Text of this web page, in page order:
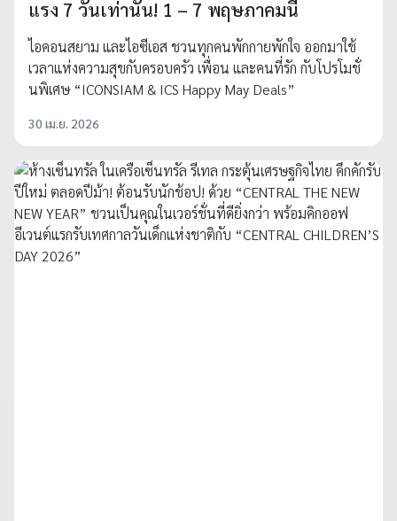
แรง 7 วันเท่านั้น! 1 – 7 พฤษภาคมนี้
ไอคอนสยาม และไอซีเอส ชวนทุกคนพักกายพักใจ ออกมาใช้
เวลาแห่งความสุขกับครอบครัว เพื่อน และคนที่รัก กับโปรโมชั่
นพิเศษ “ICONSIAM & ICS Happy May Deals”
30 เม.ย. 2026